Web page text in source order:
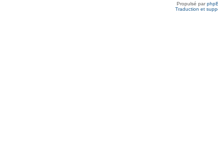
Propulsé par
Traduction et